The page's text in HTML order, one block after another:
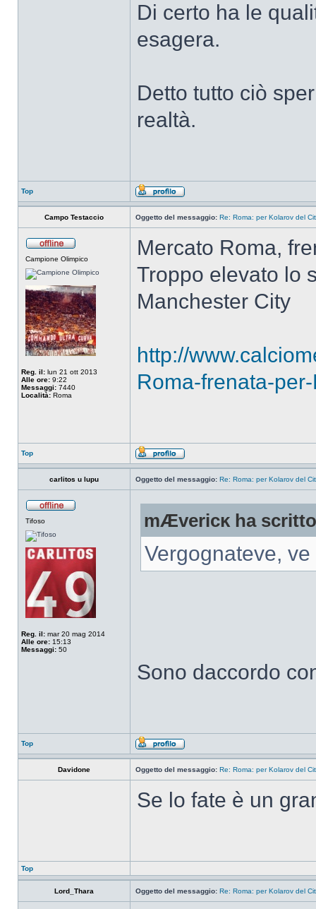
Di certo ha le
esagera.
Detto tutto ciò
realtà.
Top
Campo Testaccio Oggetto del messaggio: Re: Roma: per Kolarov del
Campione Olimpico
Reg. il: lun 21 ott 2013
Alle ore: 9:22
Messaggi: 7440
Località: Roma
Mercato Roma,
Troppo elevato lo
Manchester City
http://
Roma-frenata-
Top
carlitos u lupu Oggetto del messaggio: Re: Roma: per Kolarov del
Tifoso
Reg. il: mar 20 mag 2014
Alle ore: 15:13
Messaggi: 50
mÆvericĸ ha
Vergognateve,
Sono daccordo
Top
Davidone Oggetto del messaggio: Re: Roma: per Kolarov del
Se lo fate è un
Top
Lord_Thara Oggetto del messaggio: Re: Roma: per Kolarov del